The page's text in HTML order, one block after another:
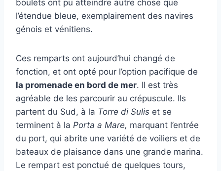
boulets ont pu atteindre autre chose que
l’étendue bleue, exemplairement des navires
génois et vénitiens.
Ces remparts ont aujourd’hui changé de
fonction, et ont opté pour l’option pacifique de
la promenade en bord de mer. Il est très
agréable de les parcourir au crépuscule. Ils
partent du Sud, à la Torre di Sulis et se
terminent à la Porta a Mare, marquant l’entrée
du port, qui abrite une variété de voiliers et de
bateaux de plaisance dans une grande marina.
Le rempart est ponctué de quelques tours,